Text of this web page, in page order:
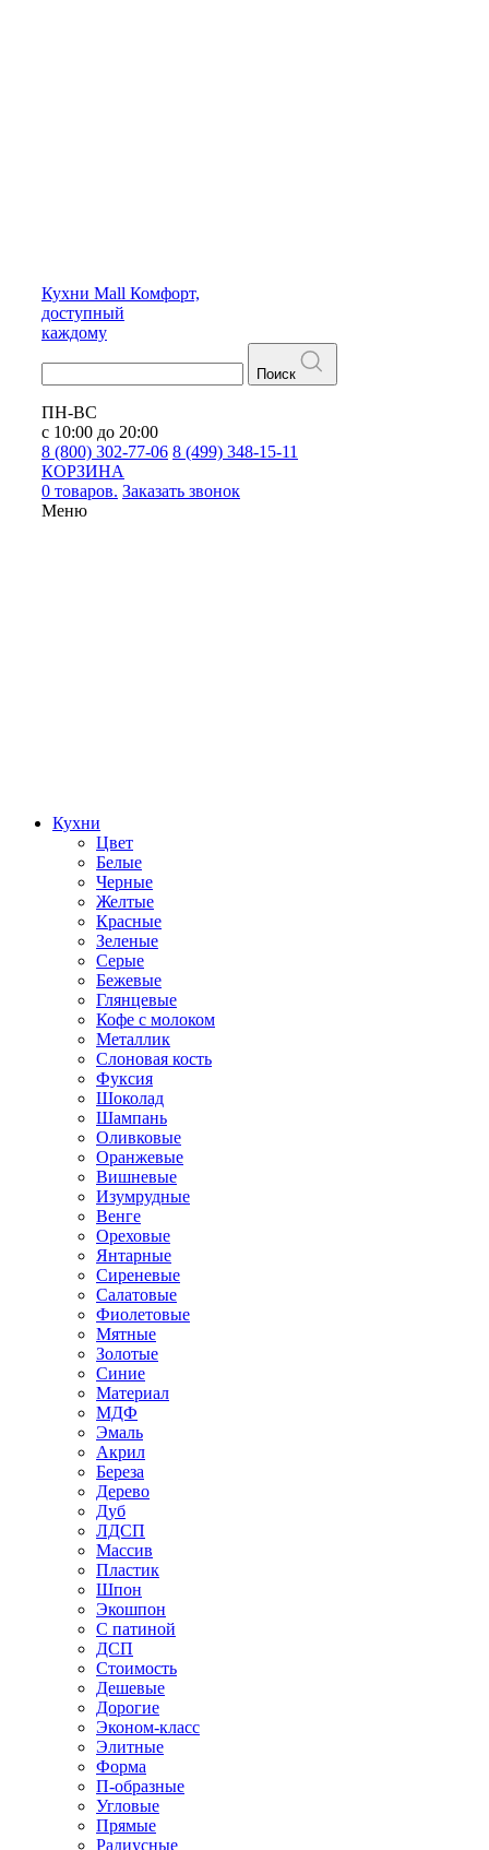
Кухни Mall Комфорт,
доступный
каждому
Поиск
ПН-ВС
с 10:00 до 20:00
8 (800) 302-77-06 8 (499) 348-15-11
КОРЗИНА
0 товаров. Заказать звонок
Меню
Кухни
Цвет
Белые
Черные
Желтые
Красные
Зеленые
Серые
Бежевые
Глянцевые
Кофе с молоком
Металлик
Слоновая кость
Фуксия
Шоколад
Шампань
Оливковые
Оранжевые
Вишневые
Изумрудные
Венге
Ореховые
Янтарные
Сиреневые
Салатовые
Фиолетовые
Мятные
Золотые
Синие
Материал
МДФ
Эмаль
Акрил
Береза
Дерево
Дуб
ЛДСП
Массив
Пластик
Шпон
Экошпон
С патиной
ДСП
Стоимость
Дешевые
Дорогие
Эконом-класс
Элитные
Форма
П-образные
Угловые
Прямые
Радиусные